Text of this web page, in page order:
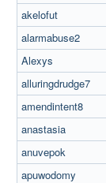
akelofut
alarmabuse2
Alexys
alluringdrudge7
amendintent8
anastasia
anuvepok
apuwodomy